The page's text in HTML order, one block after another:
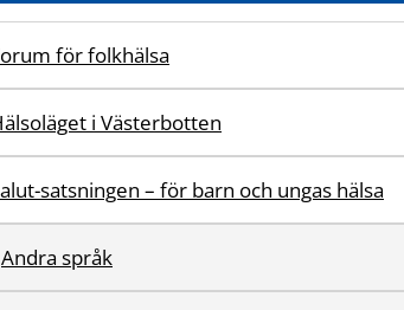
för folkhälsa
i Västerbotten
satsningen – för barn och ungas hälsa
Andra språk